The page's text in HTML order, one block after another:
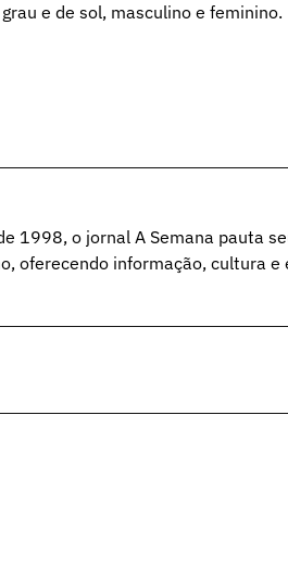
e de sol, masculino e feminino.
1998, o jornal A Semana pauta
oferecendo informação, cultura